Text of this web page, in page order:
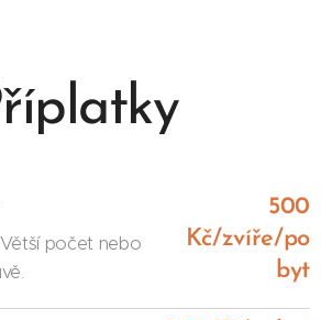
počet nebo
500
Kč/zvíře/po
byt